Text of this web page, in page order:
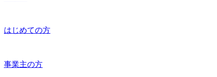
はじめての方
事業主の方